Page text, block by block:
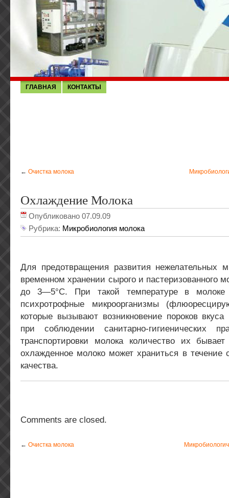
ГЛАВНАЯ КОНТАКТЫ
← Очистка молока
Охлаждение Молока
Опубликовано 07.09.09
Рубрика: Микробиология молока
Для предотвращения развития нежелательных
временном хранении сырого и пастеризованного
до 3—5°С. При такой температуре в молоке
психротрофные микроорганизмы
которые вызывают возникновение пороков
при соблюдении санитарно-гигиенических
транспортировки молока количество их
охлажденное молоко может храниться в течение
качества.
Comments are closed.
← Очистка молока